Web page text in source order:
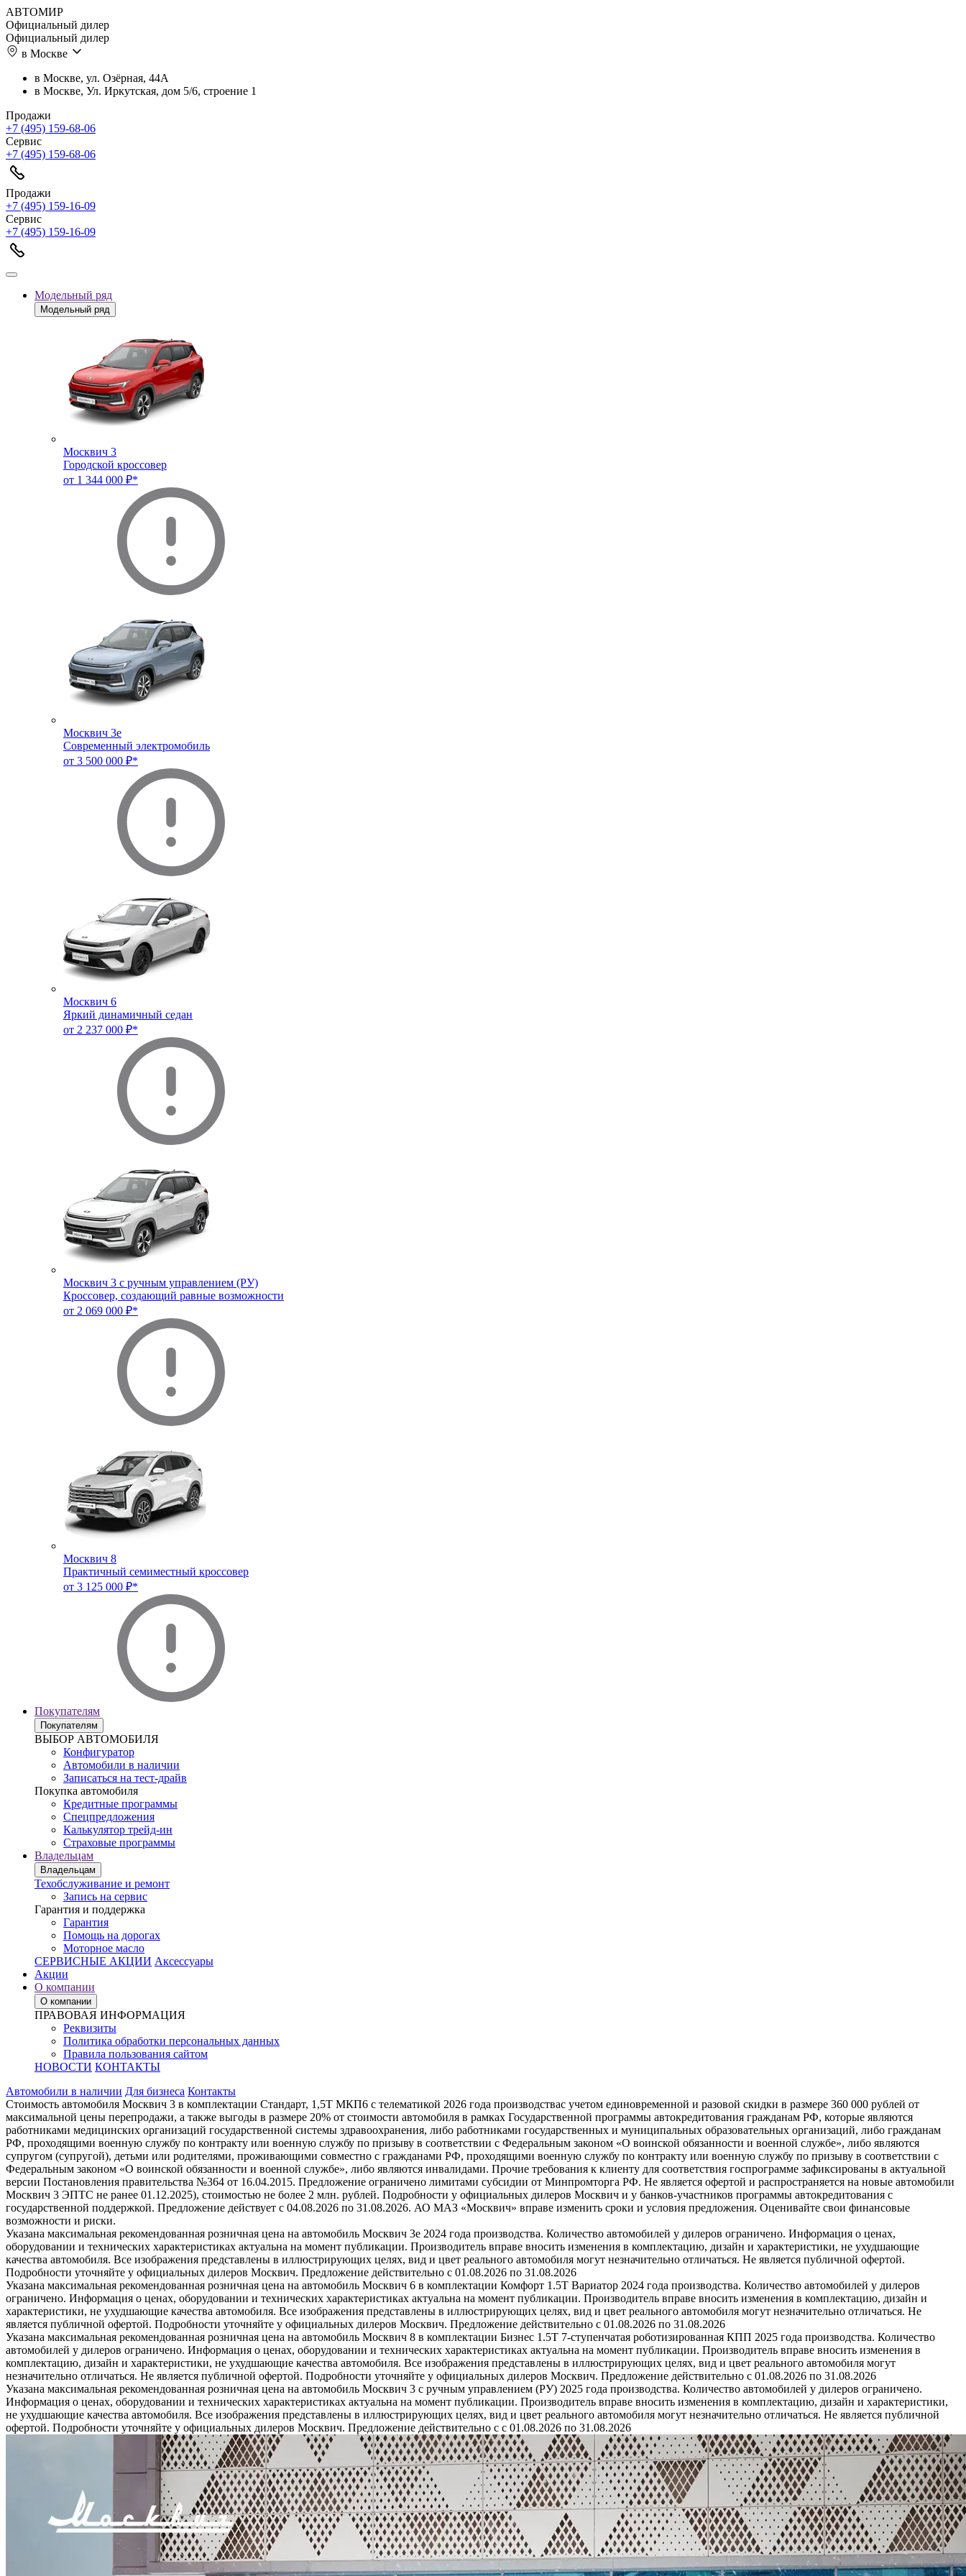
АВТОМИР
Официальный дилер
Официальный дилер
в Москве
в Москве, ул. Озёрная, 44А
в Москве, Ул. Иркутская, дом 5/6, строение 1
Продажи
+7 (495) 159-68-06
Сервис
+7 (495) 159-68-06
Продажи
+7 (495) 159-16-09
Сервис
+7 (495) 159-16-09
Модельный ряд
Модельный ряд
Москвич 3
Городской кроссовер
от 1 344 000 ₽*
Москвич 3e
Современный электромобиль
от 3 500 000 ₽*
Москвич 6
Яркий динамичный седан
от 2 237 000 ₽*
Москвич 3 с ручным управлением (РУ)
Кроссовер, создающий равные возможности
от 2 069 000 ₽*
Москвич 8
Практичный семиместный кроссовер
от 3 125 000 ₽*
Покупателям
Покупателям
ВЫБОР АВТОМОБИЛЯ
Конфигуратор
Автомобили в наличии
Записаться на тест-драйв
Покупка автомобиля
Кредитные программы
Спецпредложения
Калькулятор трейд-ин
Страховые программы
Владельцам
Владельцам
Техобслуживание и ремонт
Запись на сервис
Гарантия и поддержка
Гарантия
Помощь на дорогах
Моторное масло
СЕРВИСНЫЕ АКЦИИ Аксессуары
Акции
О компании
О компании
ПРАВОВАЯ ИНФОРМАЦИЯ
Реквизиты
Политика обработки персональных данных
Правила пользования сайтом
НОВОСТИ КОНТАКТЫ
Автомобили в наличии Для бизнеса Контакты
Стоимость автомобиля Москвич 3 в комплектации Стандарт, 1,5Т МКП6 с телематикой 2026 года производствас учетом единовременной и разовой скидки в размере 360 000 рублей от
максимальной цены перепродажи, а также выгоды в размере 20% от стоимости автомобиля в рамках Государственной программы автокредитования гражданам РФ, которые являются
работниками медицинских организаций государственной системы здравоохранения, либо работниками государственных и муниципальных образовательных организаций, либо гражданам
РФ, проходящими военную службу по контракту или военную службу по призыву в соответствии с Федеральным законом «О воинской обязанности и военной службе», либо являются
супругом (супругой), детьми или родителями, проживающими совместно с гражданами РФ, проходящими военную службу по контракту или военную службу по призыву в соответствии с
Федеральным законом «О воинской обязанности и военной службе», либо являются инвалидами. Прочие требования к клиенту для соответствия госпрограмме зафиксированы в актуальной
версии Постановления правительства №364 от 16.04.2015. Предложение ограничено лимитами субсидии от Минпромторга РФ. Не является офертой и распространяется на новые автомобили
Москвич 3 ЭПТС не ранее 01.12.2025), стоимостью не более 2 млн. рублей. Подробности у официальных дилеров Москвич и у банков-участников программы автокредитования с
государственной поддержкой. Предложение действует с 04.08.2026 по 31.08.2026. АО МАЗ «Москвич» вправе изменить сроки и условия предложения. Оценивайте свои финансовые
возможности и риски.
Указана максимальная рекомендованная розничная цена на автомобиль Москвич 3e 2024 года производства. Количество автомобилей у дилеров ограничено. Информация о ценах,
оборудовании и технических характеристиках актуальна на момент публикации. Производитель вправе вносить изменения в комплектацию, дизайн и характеристики, не ухудшающие
качества автомобиля. Все изображения представлены в иллюстрирующих целях, вид и цвет реального автомобиля могут незначительно отличаться. Не является публичной офертой.
Подробности уточняйте у официальных дилеров Москвич. Предложение действительно с 01.08.2026 по 31.08.2026
Указана максимальная рекомендованная розничная цена на автомобиль Москвич 6 в комплектации Комфорт 1.5T Вариатор 2024 года производства. Количество автомобилей у дилеров
ограничено. Информация о ценах, оборудовании и технических характеристиках актуальна на момент публикации. Производитель вправе вносить изменения в комплектацию, дизайн и
характеристики, не ухудшающие качества автомобиля. Все изображения представлены в иллюстрирующих целях, вид и цвет реального автомобиля могут незначительно отличаться. Не
является публичной офертой. Подробности уточняйте у официальных дилеров Москвич. Предложение действительно с 01.08.2026 по 31.08.2026
Указана максимальная рекомендованная розничная цена на автомобиль Москвич 8 в комплектации Бизнес 1.5T 7-ступенчатая роботизированная КПП 2025 года производства. Количество
автомобилей у дилеров ограничено. Информация о ценах, оборудовании и технических характеристиках актуальна на момент публикации. Производитель вправе вносить изменения в
комплектацию, дизайн и характеристики, не ухудшающие качества автомобиля. Все изображения представлены в иллюстрирующих целях, вид и цвет реального автомобиля могут
незначительно отличаться. Не является публичной офертой. Подробности уточняйте у официальных дилеров Москвич. Предложение действительно с 01.08.2026 по 31.08.2026
Указана максимальная рекомендованная розничная цена на автомобиль Москвич 3 с ручным управлением (РУ) 2025 года производства. Количество автомобилей у дилеров ограничено.
Информация о ценах, оборудовании и технических характеристиках актуальна на момент публикации. Производитель вправе вносить изменения в комплектацию, дизайн и характеристики,
не ухудшающие качества автомобиля. Все изображения представлены в иллюстрирующих целях, вид и цвет реального автомобиля могут незначительно отличаться. Не является публичной
офертой. Подробности уточняйте у официальных дилеров Москвич. Предложение действительно с с 01.08.2026 по 31.08.2026